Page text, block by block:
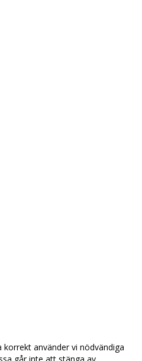
använder vi nödvändiga